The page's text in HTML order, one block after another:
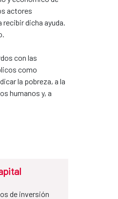
actores
dicha ayuda.
con las
como
la pobreza, a la
humanos y, a
de inversión